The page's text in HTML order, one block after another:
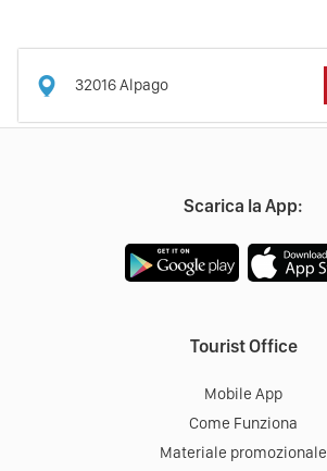
32016Alpago
Scarica la App:
Tourist Office
Mobile App
Come Funziona
Materiale promozionale